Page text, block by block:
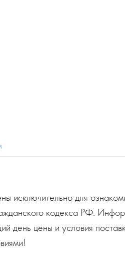
исключительно для
кодекса РФ.
день цены и условия